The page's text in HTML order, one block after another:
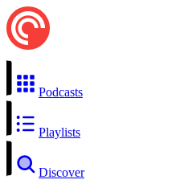
Podcasts
Playlists
Discover